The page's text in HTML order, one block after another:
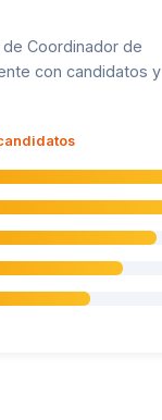
Coordinador de
con candidatos y